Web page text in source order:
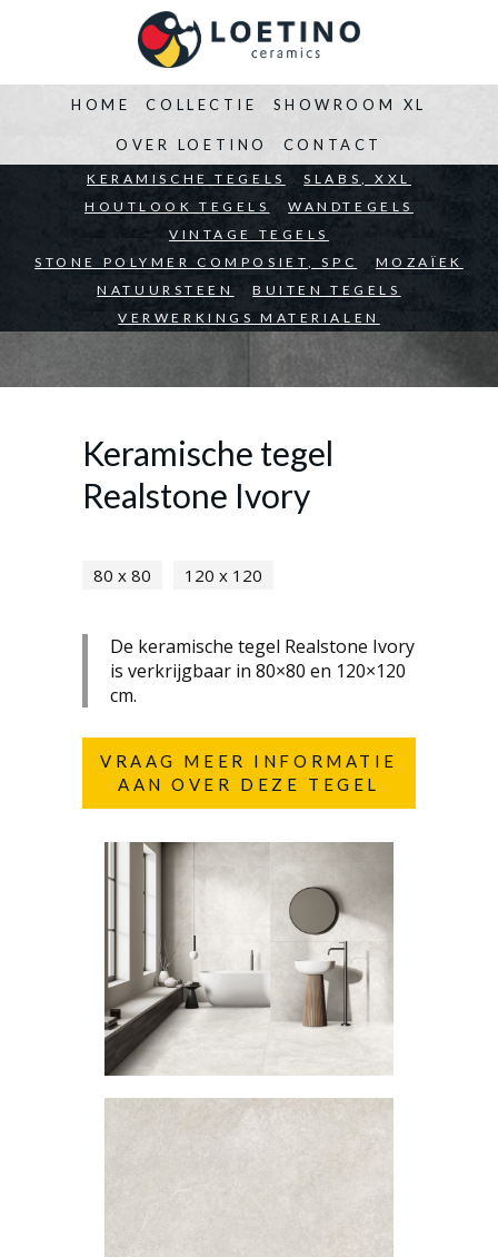
HOME
BEDRIJVEN ARCHITECTEN PARTICULIEREN
COLLECTIE
KERAMISCHE TEGELS
SLABS, XXL
HOUTLOOK TEGELS
WANDTEGELS
VINTAGE TEGELS
STONE POLYMER COMPOSIET, SPC
MOZAÏEK
NATUURSTEEN
BUITEN TEGELS
VERWERKINGS MATERIALEN
SHOWROOM XL
OVER LOETINO CONTACT
Keramische tegel
Realstone Ivory
80 x 80 120 x 120
De keramische tegel Realstone Ivory
is verkrijgbaar in 80×80 en 120×120
cm.
VRAAG MEER INFORMATIE
AAN OVER DEZE TEGEL